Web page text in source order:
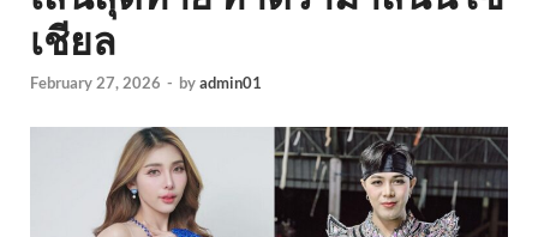
เชียล
February 27, 2026 - byadmin01